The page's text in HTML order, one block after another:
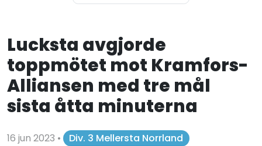
Lucksta avgjorde
toppmötet mot Kramfors-
Alliansen med tre mål
sista åtta minuterna
16 jun 2023 • Div. 3 Mellersta Norrland